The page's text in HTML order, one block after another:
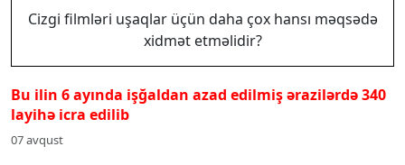
Cizgi filmləri uşaqlar üçün daha çox hansı məqsədə
xidmət etməlidir?
Bu ilin 6 ayında işğaldan azad edilmiş ərazilərdə 340
layihə icra edilib
07 avqust